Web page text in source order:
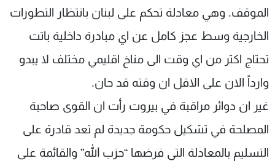
الموقف. وهي معادلة تحكم على لبنان بانتظار التطورات
الخارجية وسط عجز كامل عن اي مبادرة داخلية باتت
تحتاج اكثر من اي وقت الى مناخ اقليمي مختلف لا يبدو
وارداً الان على الاقل ان وقته قد حان.
غير ان دوائر مراقبة في بيروت رأت ان القوى صاحبة
المصلحة في تشكيل حكومة جديدة لم تعد قادرة على
التسليم بالمعادلة التي فرضها “حزب الله” والقائمة على